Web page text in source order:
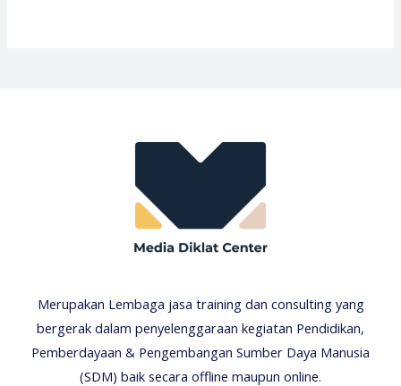
Merupakan Lembaga jasa training dan consulting yang
bergerak dalam penyelenggaraan kegiatan Pendidikan,
Pemberdayaan & Pengembangan Sumber Daya Manusia
(SDM) baik secara offline maupun online.